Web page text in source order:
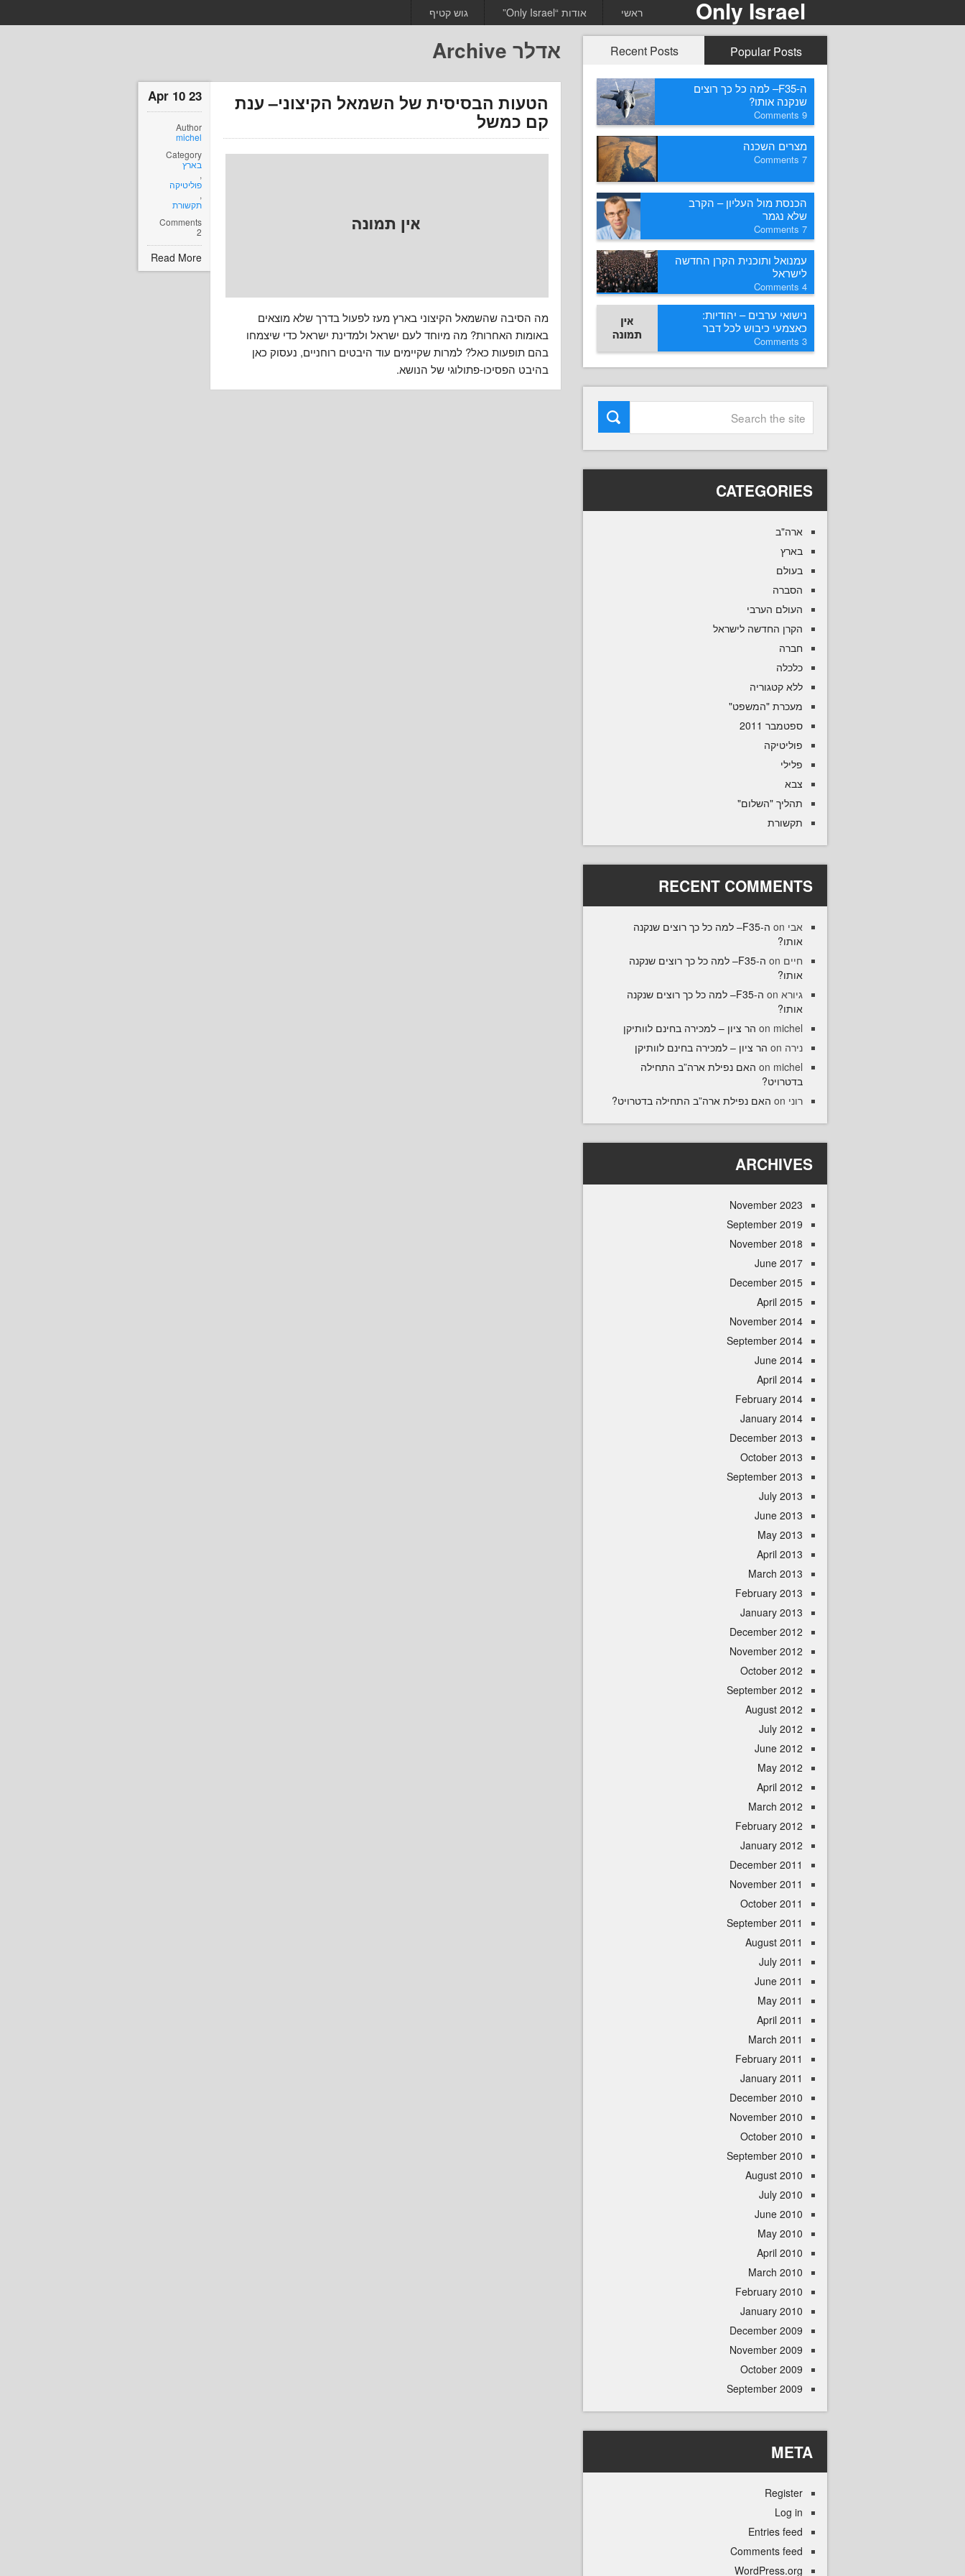
ראשי אודות “Only Israel” גוש קטיף Only Israel
אדלר Archive
הטעות הבסיסית של השמאל הקיצוני– ענת
קם כמשל
מה הסיבה שהשמאל הקיצוני בארץ מעז לפעול בדרך שלא מוצאים
באומות האחרות? מה מיוחד לעם ישראל ולמדינת ישראל כדי שיצמחו
בהם תופעות כאל? למרות שקיימים עוד היבטים רוחניים, נעסוק כאן
בהיבט הפסיכו-פתולוגי של הנושא.
23 Apr 10
Author
michel
Category
בארץ
,
פוליטיקה
,
תקשורת
Comments
2
Read More
Popular Posts
Recent Posts
ה-F35– למה כל כך רוצים
שנקנה אותו?
9
מצרים השכנה
7
הכנסת מול העליון – הקרב
שלא נגמר
7
עמנואל ותוכנית הקרן החדשה
לישראל
4
נישואי ערבים – יהודיות:
כאצמעי כיבוש לכל דבר
3
CATEGORIES
ארה"ב
בארץ
בעולם
הסברה
העולם הערבי
הקרן החדשה לישראל
חברה
כלכלה
ללא קטגוריה
מעכרת "המשפט"
ספטמבר 2011
פוליטיקה
פלילי
צבא
תהליך "השלום"
תקשורת
RECENT COMMENTS
אבי
ה-F35– למה כל כך רוצים שנקנה
אותו?
חיים
ה-F35– למה כל כך רוצים שנקנה
אותו?
גיורא
ה-F35– למה כל כך רוצים שנקנה
אותו?
michel
הר ציון – למכירה בחינם לוותיקן
נירה
הר ציון – למכירה בחינם לוותיקן
michel
האם נפילת ארה”ב התחילה
בדטרויט?
רוני
האם נפילת ארה”ב התחילה בדטרויט?
ARCHIVES
November 2023
September 2019
November 2018
June 2017
December 2015
April 2015
November 2014
September 2014
June 2014
April 2014
February 2014
January 2014
December 2013
October 2013
September 2013
July 2013
June 2013
May 2013
April 2013
March 2013
February 2013
January 2013
December 2012
November 2012
October 2012
September 2012
August 2012
July 2012
June 2012
May 2012
April 2012
March 2012
February 2012
January 2012
December 2011
November 2011
October 2011
September 2011
August 2011
July 2011
June 2011
May 2011
April 2011
March 2011
February 2011
January 2011
December 2010
November 2010
October 2010
September 2010
August 2010
July 2010
June 2010
May 2010
April 2010
March 2010
February 2010
January 2010
December 2009
November 2009
October 2009
September 2009
META
Register
Log in
Entries feed
Comments feed
WordPress.org